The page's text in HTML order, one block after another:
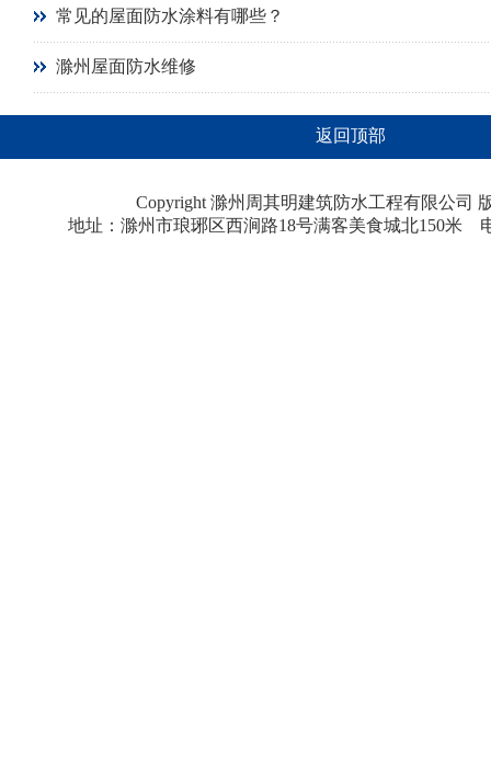
常见的屋面防水涂料有哪些？
滁州屋面防水维修
返回顶部
Copyright 滁州周其明建筑防水工程有限公
地址：滁州市琅琊区西涧路18号满客美食城北150米